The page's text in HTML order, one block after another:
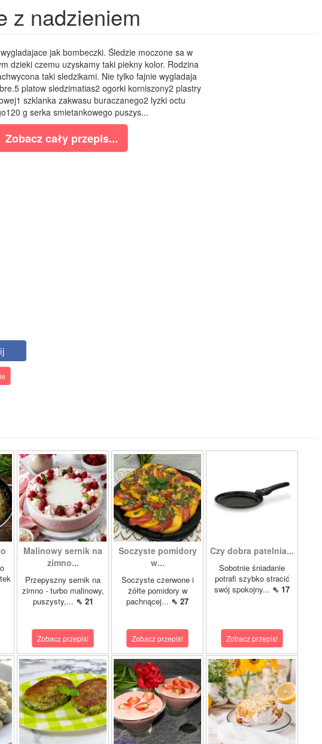
z nadzieniem
jak bombeczki. Śledzie moczone sa w
dzieki czemu uzyskamy taki piekny kolor. Rodzina
taki sledzikami. Nie tylko fajnie wygladaja
platow sledzimatias2 ogorki korniszony2 plastry
szklanka zakwasu buraczanego2 lyzki octu
g serka smietankowego puszys...
Zobacz cały przepis...
Malinowy sernik na
zimno...
Przepyszny sernik na
zimno - turbo malinowy,
puszysty,... ⇖ 21
Zobacz przepis!
Soczyste pomidory
w...
Soczyste czerwone i
żółte pomidory w
pachnącej... ⇖ 27
Zobacz przepis!
Czy dobra patelnia...
Sobotnie śniadanie
potrafi szybko stracić
swój spokojny... ⇖ 17
Zobacz przepis!